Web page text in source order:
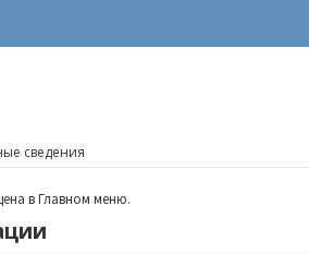
сведения
в Главном меню.